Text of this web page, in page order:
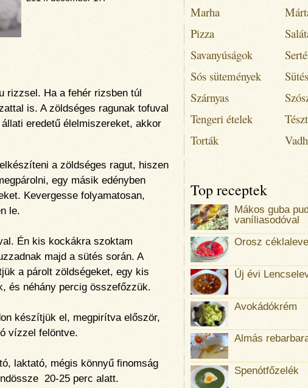
rizzsel. Ha a fehér rizsben túl
is. A zöldséges ragunak tofuval
eredetű élelmiszereket, akkor
a zöldséges ragut, hiszen
egy másik edényben
Kevergesse folyamatosan,
le.
Én kis kockákra szoktam
majd a sütés során. A
a párolt zöldségeket, egy kis
és néhány percig összefőzzük.
készítjük el, megpirítva először,
vízzel felöntve.
laktató, mégis könnyű finomság
20-25 perc alatt.
Marha
Pizza
Savanyúságok
Sós sütemények
Szárnyas
Tengeri ételek
Torták
Top receptek
Mákos guba
vaníliasodóval
Orosz
Új évi
Avokádókrém
Almás
Spenótfőzelék